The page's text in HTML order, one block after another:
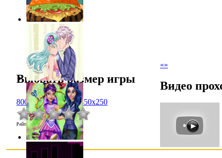
«»
Выбрать размер игры
800x600 1024x768 450x250
Рейтинг :0.0/0
Видео